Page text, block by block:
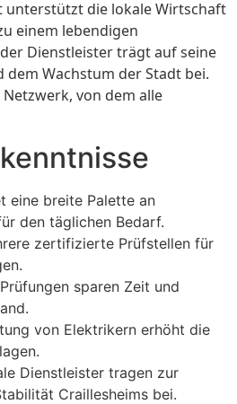
unterstützt die lokale Wirtschaft
einem lebendigen
Dienstleister trägt auf seine
dem Wachstum der Stadt bei.
von dem alle
eine breite Palette an
den täglichen Bedarf.
zertifizierte Prüfstellen für
sparen Zeit und
von Elektrikern erhöht die
Dienstleister tragen zur
Craillesheims bei.